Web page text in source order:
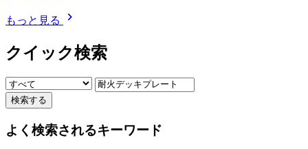
もっと見る chevron_right
クイック検索
検索する
よく検索されるキーワード